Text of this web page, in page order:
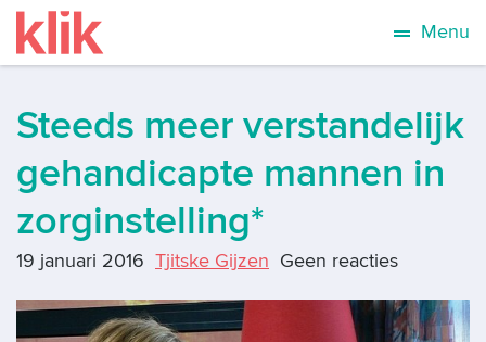
Menu
Steeds meer verstandelijk
gehandicapte mannen in
zorginstelling*
19 januari 2016 Tjitske Gijzen Geen reacties